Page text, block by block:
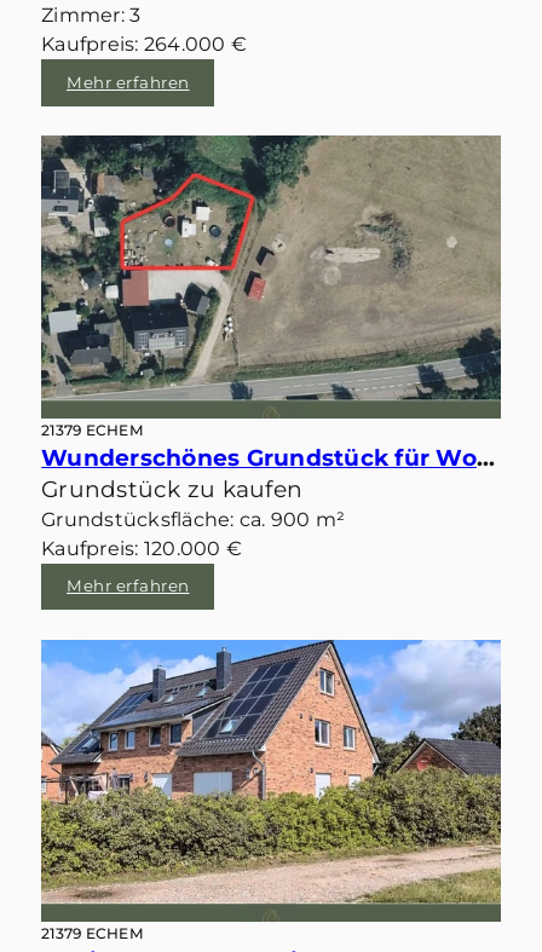
Zimmer: 3
Kaufpreis: 264.000 €
Mehr erfahren
21379 ECHEM
Wunderschönes Grundstück für Wohnbebauung in zweiter Reihe und Feldrandlage von Echem
Grundstück zu kaufen
Grundstücksfläche: ca. 900 m²
Kaufpreis: 120.000 €
Mehr erfahren
21379 ECHEM